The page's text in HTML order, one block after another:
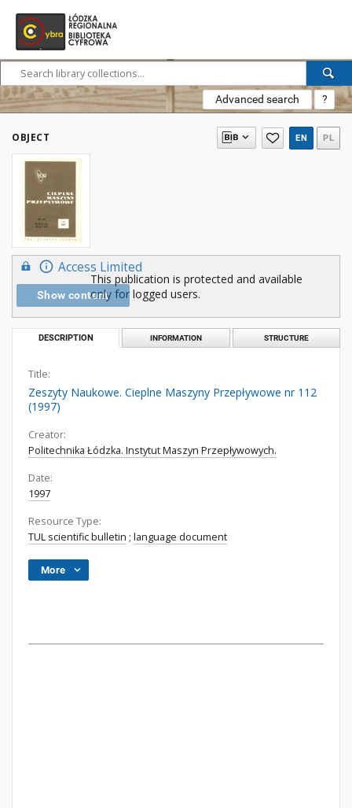
Advanced search ?
OBJECT EN PL
Access Limited
Show content
This publication is protected and available
only for logged users.
DESCRIPTION INFORMATION STRUCTURE
Title:
Zeszyty Naukowe. Cieplne Maszyny Przepływowe nr 112
(1997)
Creator:
Politechnika Łódzka. Instytut Maszyn Przepływowych.
Date:
1997
Resource Type:
TUL scientific bulletin ; language document
More